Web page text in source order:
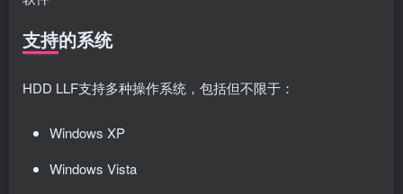
支持的系统
HDD LLF支持多种操作系统，包括但不限于：
Windows XP
Windows Vista